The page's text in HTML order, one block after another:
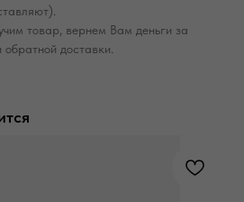
товар, вернем Вам деньги за
доставки.